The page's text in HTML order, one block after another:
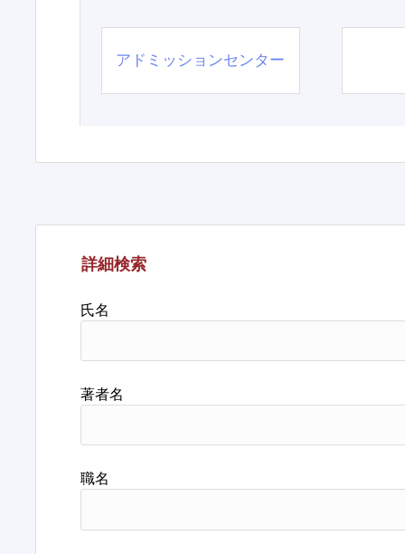
アドミッションセンター
詳細検索
氏名
著者名
職名